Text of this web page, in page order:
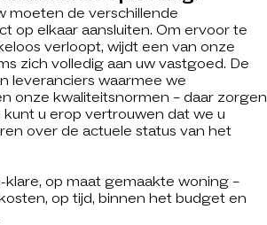
moeten de verschillende
op elkaar aansluiten. Om ervoor te
verloopt, wijdt een van onze
zich volledig aan uw vastgoed. De
leveranciers waarmee we
onze kwaliteitsnormen – daar zorgen
kunt u erop vertrouwen dat we u
over de actuele status van het
op maat gemaakte woning –
op tijd, binnen het budget en